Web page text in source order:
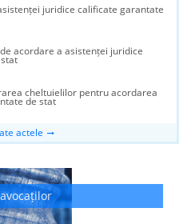
juridice calificate garantate
acordare a asistenței juridice
cheltuielilor pentru acordarea
de stat
actele